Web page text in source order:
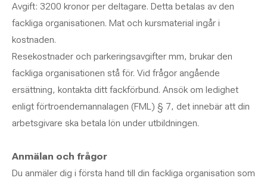
Avgift: 3200 kronor per deltagare. Detta betalas av den
fackliga organisationen. Mat och kursmaterial ingår i
kostnaden.
Resekostnader och parkeringsavgifter mm, brukar den
fackliga organisationen stå för. Vid frågor angående
ersättning, kontakta ditt fackförbund. Ansök om ledighet
enligt förtroendemannalagen (FML) § 7, det innebär att din
arbetsgivare ska betala lön under utbildningen.
Anmälan och frågor
Du anmäler dig i första hand till din fackliga organisation som